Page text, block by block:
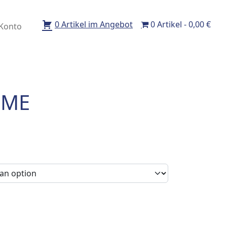
0 Artikel im Angebot 0 Artikel 0,00 €